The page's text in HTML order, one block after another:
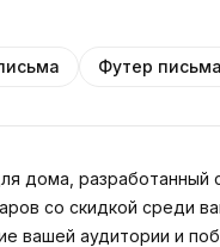
Футер письма
дома, разработанный
со скидкой среди
вашей аудитории и